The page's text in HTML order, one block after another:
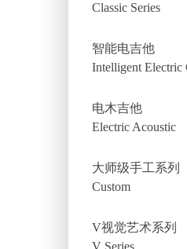
Classic Series
智能电吉他
Intelligent Electric
电木吉他
Electric Acoustic
大师级手工系列
Custom
V视觉艺术系列
V Series